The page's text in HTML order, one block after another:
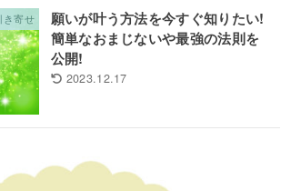
き寄せ
願いが叶う方法を今すぐ知りたい!
簡単なおまじないや最強の法則を
公開!
2023.12.17